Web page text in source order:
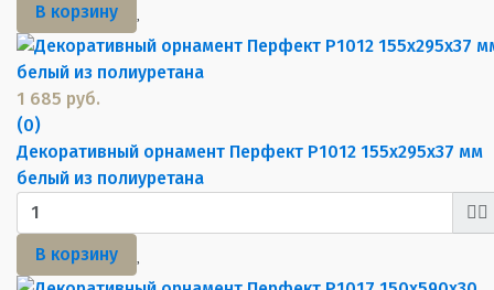
В корзину
1 685 руб.
(0)
Декоративный орнамент Перфект P1012 155х295х37 мм
белый из полиуретана
В корзину